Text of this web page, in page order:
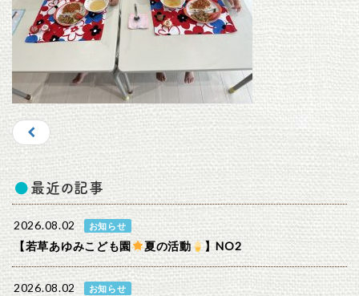
最近の記事
2026.08.02 お知らせ
【若草あゆみこども園 夏の活動 】NO2
2026.08.02 お知らせ